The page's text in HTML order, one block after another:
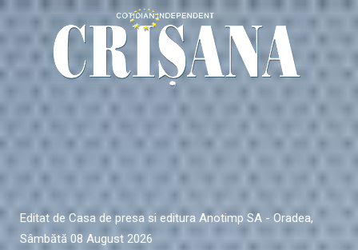
Editat de Casa de presa si editura Anotimp SA - Oradea,
Sâmbătă 08 August 2026